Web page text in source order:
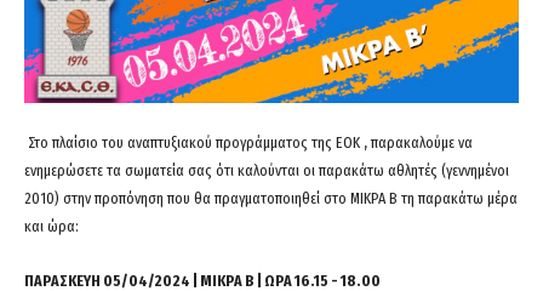
Στο πλαίσιο του αναπτυξιακού προγράμματος της ΕΟΚ , παρακαλούμε να
ενημερώσετε τα σωματεία σας ότι καλούνται οι παρακάτω αθλητές (γεννημένοι
2010) στην προπόνηση που θα πραγματοποιηθεί στο ΜΙΚΡΑ Β τη παρακάτω μέρα
και ώρα:
ΠΑΡΑΣΚΕΥΗ 05/04/2024 | ΜΙΚΡΑ Β | ΩΡΑ 16.15 - 18.00